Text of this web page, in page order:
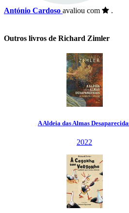
António Cardoso avaliou com .
Outros livros de Richard Zimler
das Almas Desaparecidas